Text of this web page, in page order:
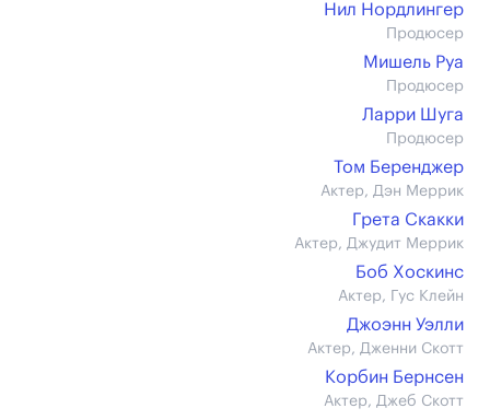
Нил Нордлингер
Продюсер
Мишель Руа
Продюсер
Ларри Шуга
Продюсер
Том Беренджер
Актер, Дэн Меррик
Грета Скакки
Актер, Джудит Меррик
Боб Хоскинс
Актер, Гус Клейн
Джоэнн Уэлли
Актер, Дженни Скотт
Корбин Бернсен
Актер, Джеб Скотт